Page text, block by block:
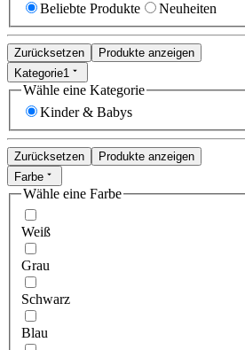
Beliebte Produkte
Neuheiten
Zurücksetzen
Produkte anzeigen
Kategorie1
Wähle eine Kategorie
Kinder & Babys
Zurücksetzen
Produkte anzeigen
Farbe
Wähle eine Farbe
Weiß
Grau
Schwarz
Blau